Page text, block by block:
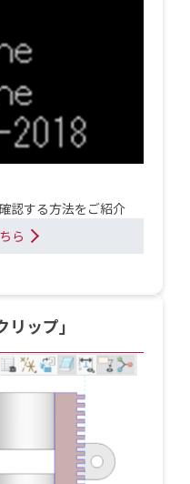
認する方法をご紹介
ら
ップ」